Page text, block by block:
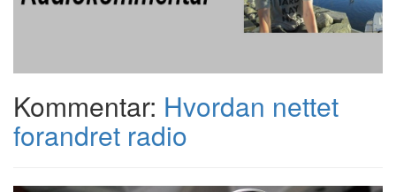
Kommentar: Hvordan nettet
forandret radio